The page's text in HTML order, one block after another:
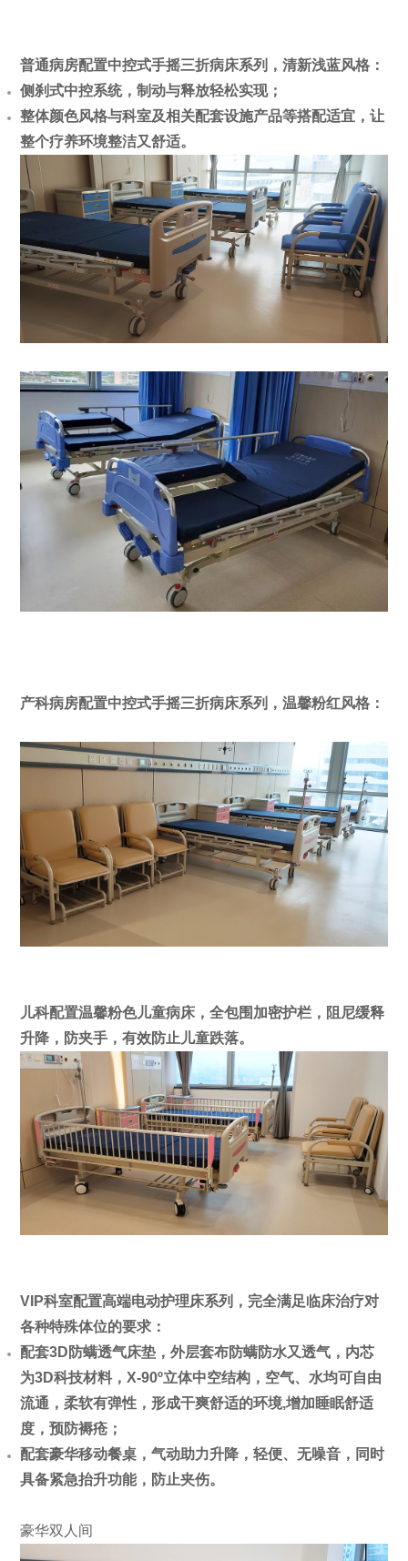
普通病房配置中控式手摇三折病床系列，清新浅蓝风格：
侧刹式中控系统，制动与释放轻松实现；
整体颜色风格与科室及相关配套设施产品等搭配适宜，让
整个疗养环境整洁又舒适。
产科病房配置中控式手摇三折病床系列，温馨粉红风格：
儿科配置温馨粉色儿童病床，全包围加密护栏，阻尼缓释
升降，防夹手，有效防止儿童跌落。
VIP科室配置高端电动护理床系列，完全满足临床治疗对
各种特殊体位的要求：
配套3D防螨透气床垫，外层套布防螨防水又透气，内芯
为3D科技材料，X-90º立体中空结构，空气、水均可自由
流通，柔软有弹性，形成干爽舒适的环境,增加睡眠舒适
度，预防褥疮；
配套豪华移动餐桌，气动助力升降，轻便、无噪音，同时
具备紧急抬升功能，防止夹伤。
豪华双人间